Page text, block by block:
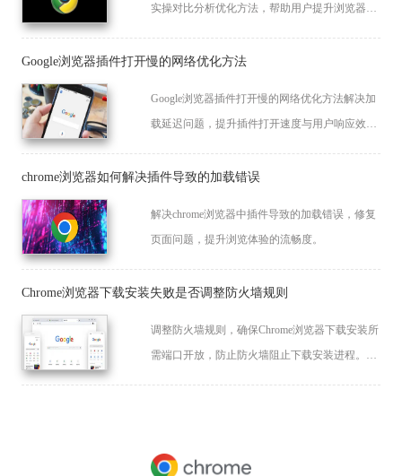
实操对比分析优化方法，帮助用户提升浏览器性
Google浏览器插件打开慢的网络优化方法
Google浏览器插件打开慢的网络优化方法解决加
载延迟问题，提升插件打开速度与用户响应效
chrome浏览器如何解决插件导致的加载错误
解决chrome浏览器中插件导致的加载错误，修复
页面问题，提升浏览体验的流畅度。
Chrome浏览器下载安装失败是否调整防火墙规则
调整防火墙规则，确保Chrome浏览器下载安装所
需端口开放，防止防火墙阻止下载安装进程。合